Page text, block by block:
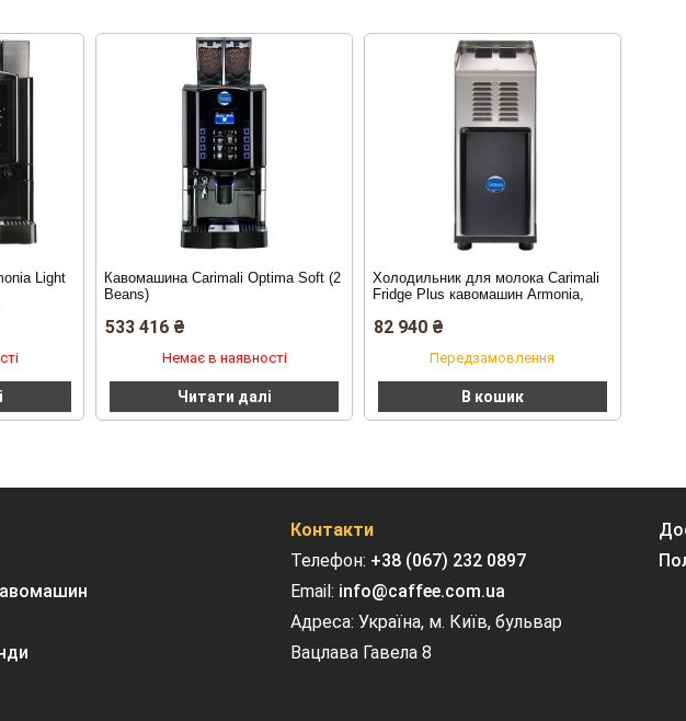
Light
Кавомашина Carimali Optima Soft (2
Beans)
533 416 ₴
Немає в наявності
Читати далі
Холодильник для молока Carimali
Fridge Plus кавомашин Armonia,
82 940 ₴
Передзамовлення
В кошик
Контакти
Телефон: +38 (067) 232 0897
Email: info@caffee.com.ua
Адреса: Україна, м. Київ, бульвар
Вацлава Гавела 8